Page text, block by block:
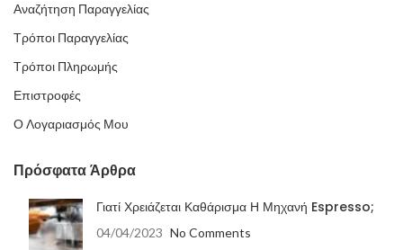
Αναζήτηση Παραγγελίας
Τρόποι Παραγγελίας
Τρόποι Πληρωμής
Επιστροφές
Ο Λογαριασμός Μου
Πρόσφατα Άρθρα
Γιατί Χρειάζεται Καθάρισμα Η Μηχανή Espresso;
04/04/2023 No Comments